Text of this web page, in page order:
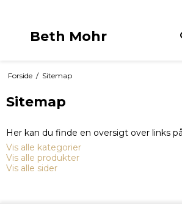
Beth Mohr
Forside / Sitemap
Sitemap
Her kan du finde en oversigt over links
Vis alle kategorier
Vis alle produkter
Vis alle sider